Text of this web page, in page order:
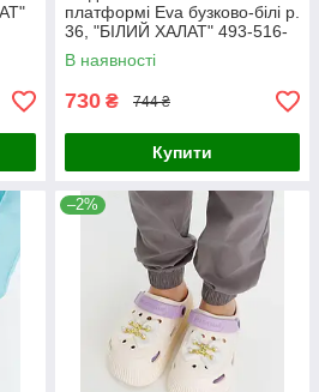
платформі Eva бузково-білі р.
36, "БІЛИЙ ХАЛАТ" 493-516-
929
В наявності
730 ₴ 744 ₴
Купити
–2%